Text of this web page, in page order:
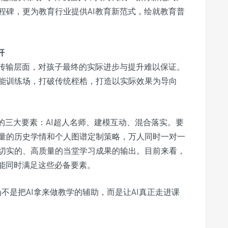
碑，更为教育行业提供AI教育新范式，绘就教育普
层面，对孩子最终的实际进步与提升难以保证。
训练场，打破传统桎梏，打造以实际效果为导向
三大要素：AI超人名师、建模互动、混合落实。要
的历史学情和个人图谱定制策略，万人同时一对一
的、高质量的当堂学习成果的输出。目前来看，
时满足这些必备要素。
是把AI拿来做教学的辅助，而是让AI真正走进课